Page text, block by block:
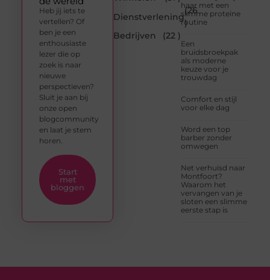
Dienstverlening
(26
)
Bedrijven
(22 )
haar met een
slimme proteïne
routine
Een
bruidsbroekpak
als moderne
keuze voor je
trouwdag
Comfort en stijl
voor elke dag
Word een top
barber zonder
omwegen
Net verhuisd naar
Montfoort?
Waarom het
vervangen van je
sloten een slimme
eerste stap is
Heb jij iets te
vertellen? Of
ben je een
enthousiaste
lezer die op
zoek is naar
nieuwe
perspectieven?
Sluit je aan bij
onze open
blogcommunity
en laat je stem
horen.
Start
met
bloggen